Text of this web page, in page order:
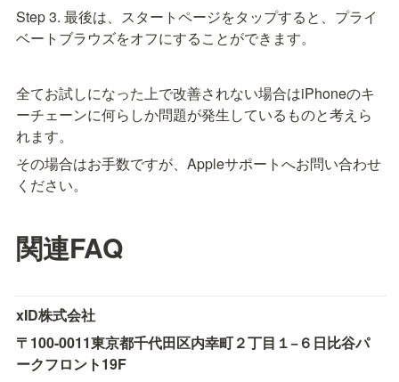
Step 3. 最後は、スタートページをタップすると、プライ
ベートブラウズをオフにすることができます。
全てお試しになった上で改善されない場合はiPhoneのキ
ーチェーンに何らしか問題が発生しているものと考えら
れます。
その場合はお手数ですが、Appleサポートへお問い合わせ
ください。
関連FAQ
xID株式会社
〒100-0011東京都千代田区内幸町２丁目１−６ 日比谷パ
ークフロント19F